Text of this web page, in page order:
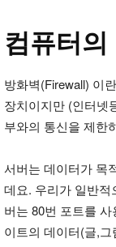
컴퓨터
방화벽(Firewall) 이
장치이지만 (인터넷
부와의 통신을 제한
서버는 데이터가 목
데요. 우리가 일반적
버는 80번 포트를
이트의 데이터(글,